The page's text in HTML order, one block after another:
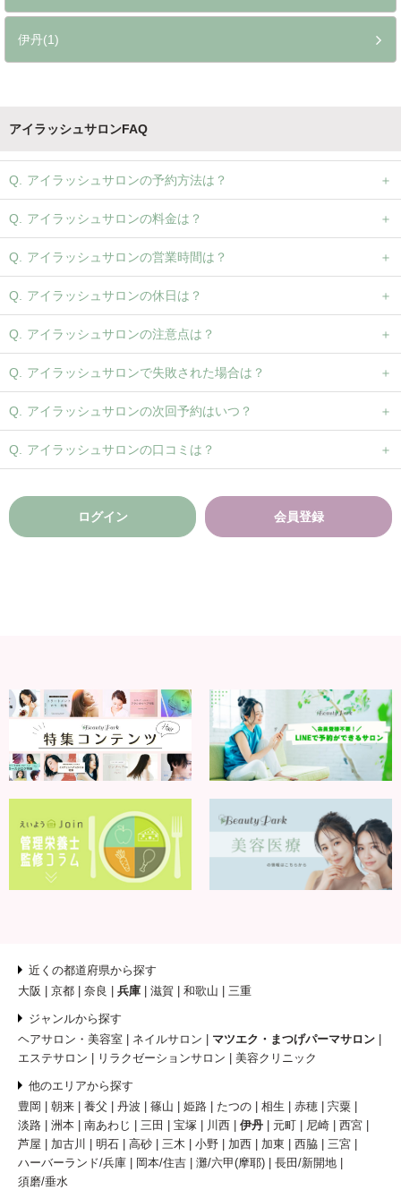
伊丹(1)
アイラッシュサロンFAQ
アイラッシュサロンの予約方法は？
アイラッシュサロンの料金は？
アイラッシュサロンの営業時間は？
アイラッシュサロンの休日は？
アイラッシュサロンの注意点は？
アイラッシュサロンで失敗された場合は？
アイラッシュサロンの次回予約はいつ？
アイラッシュサロンの口コミは？
ログイン 会員登録
近くの都道府県から探す
大阪
京都 奈良 兵庫 滋賀 和歌山 三重
ジャンルから探す
ヘアサロン・美容室
ネイルサロン
マツエク・まつげパーマサロン
エステサロン
リラクゼーションサロン 美容クリニック
他のエリアから探す
豊岡
朝来 養父 丹波 篠山 姫路 たつの 相生 赤穂
宍粟
淡路
洲本 南あわじ 三田 宝塚 川西 伊丹 元町 尼崎
西宮
芦屋
加古川 明石 高砂 三木 小野 加西 加東 西脇
三宮
ハーバーランド/兵庫
岡本/住吉 灘/六甲(摩耶)
長田/新開地
須磨/垂水